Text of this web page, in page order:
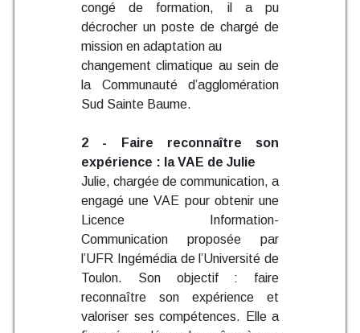
congé de formation, il a pu
décrocher un poste de chargé de
mission en adaptation au
changement climatique au sein de
la Communauté d’agglomération
Sud Sainte Baume.
2 - Faire reconnaître son
expérience : la VAE de Julie
Julie, chargée de communication, a
engagé une VAE pour obtenir une
Licence Information-
Communication proposée par
l’UFR Ingémédia de l’Université de
Toulon. Son objectif : faire
reconnaître son expérience et
valoriser ses compétences. Elle a